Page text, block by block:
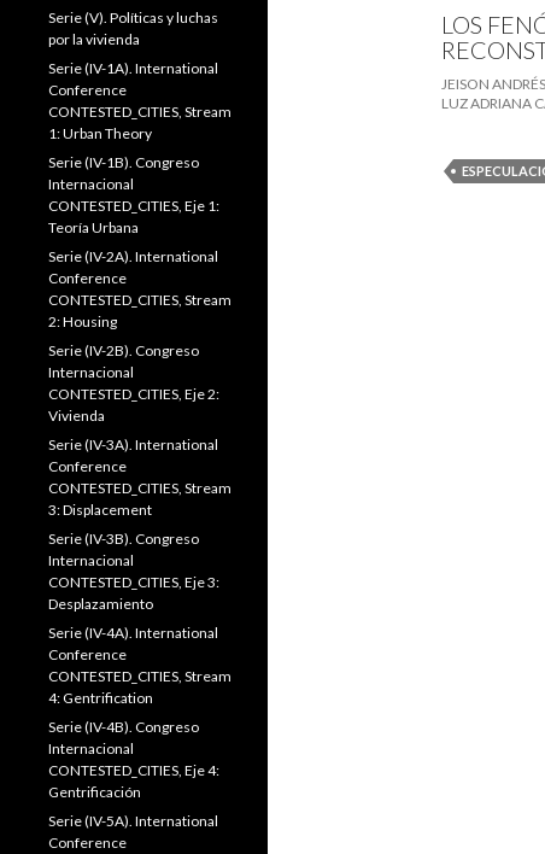
LOS
JEISON
LUZ ADRIANA
Serie (V). Políticas y luchas
por la vivienda
Serie (IV-1A). International
Conference
CONTESTED_CITIES, Stream
1: Urban Theory
Serie (IV-1B). Congreso
Internacional
CONTESTED_CITIES, Eje 1:
Teoría Urbana
Serie (IV-2A). International
Conference
CONTESTED_CITIES, Stream
2: Housing
Serie (IV-2B). Congreso
Internacional
CONTESTED_CITIES, Eje 2:
Vivienda
Serie (IV-3A). International
Conference
CONTESTED_CITIES, Stream
3: Displacement
Serie (IV-3B). Congreso
Internacional
CONTESTED_CITIES, Eje 3:
Desplazamiento
Serie (IV-4A). International
Conference
CONTESTED_CITIES, Stream
4: Gentrification
Serie (IV-4B). Congreso
Internacional
CONTESTED_CITIES, Eje 4:
Gentrificación
Serie (IV-5A). International
Conference